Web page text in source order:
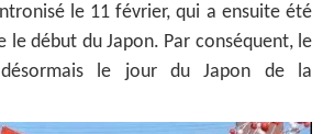
le 11 février, qui a ensuite été
le début du Japon. Par conséquent, le
le jour du Japon de la